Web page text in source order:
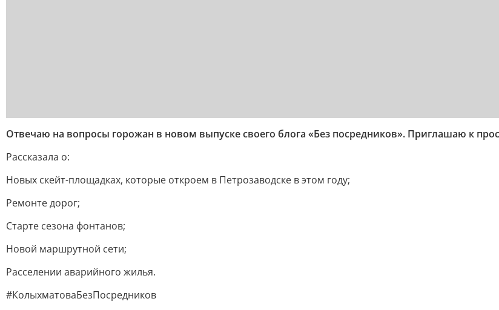
Отвечаю на вопросы горожан в новом выпуске своего блога «Без посредников». Приглашаю к
Рассказала о:
Новых скейт-площадках, которые откроем в Петрозаводске в этом году;
Ремонте дорог;
Старте сезона фонтанов;
Новой маршрутной сети;
Расселении аварийного жилья.
#КолыхматоваБезПосредников